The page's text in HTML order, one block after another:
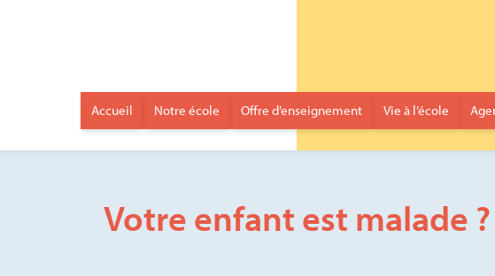
Accueil Notre école Offre d’enseignement Vie à l’école
Votre enfant est malade ?